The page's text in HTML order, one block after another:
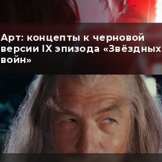
Арт: концепты к черновой
версии IX эпизода «Звёздных
войн»